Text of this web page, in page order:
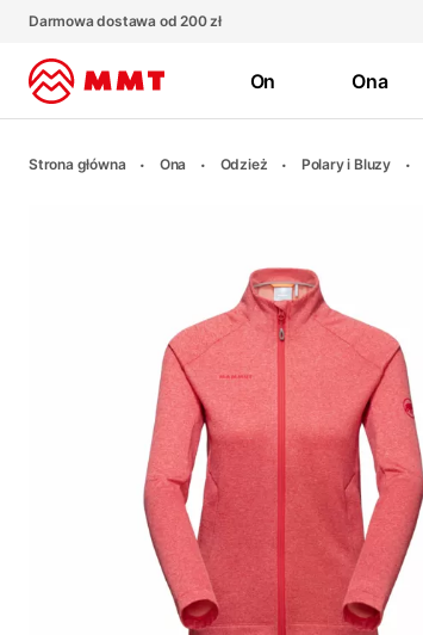
Darmowa dostawa od 200 zł
On Ona
Strona główna Ona Odzież Polary i Bluzy